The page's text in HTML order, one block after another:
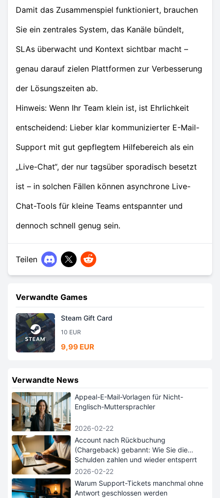
Damit das Zusammenspiel funktioniert, brauchen
Sie ein zentrales System, das Kanäle bündelt,
SLAs überwacht und Kontext sichtbar macht –
genau darauf zielen Plattformen zur Verbesserung
der Lösungszeiten ab.
Hinweis: Wenn Ihr Team klein ist, ist Ehrlichkeit
entscheidend: Lieber klar kommunizierter E-Mail-
Support mit gut gepflegtem Hilfebereich als ein
„Live-Chat“, der nur tagsüber sporadisch besetzt
ist – in solchen Fällen können asynchrone Live-
Chat-Tools für kleine Teams entspannter und
dennoch schnell genug sein.
Teilen
Verwandte Games
Steam Gift Card
10 EUR
9,99 EUR
Verwandte News
Appeal-E-Mail-Vorlagen für Nicht-
Englisch-Muttersprachler
2026-02-22
Account nach Rückbuchung
(Chargeback) gebannt: Wie Sie die
Schulden zahlen und wieder entsperrt
werden
2026-02-22
Warum Support-Tickets manchmal ohne
Antwort geschlossen werden